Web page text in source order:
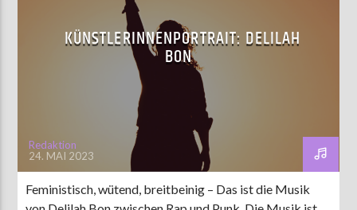
KÜNSTLERINNENPORTRAIT: DELILAH
BON
Redaktion
24. MAI 2023
Feministisch, wütend, breitbeinig – Das ist die Musik